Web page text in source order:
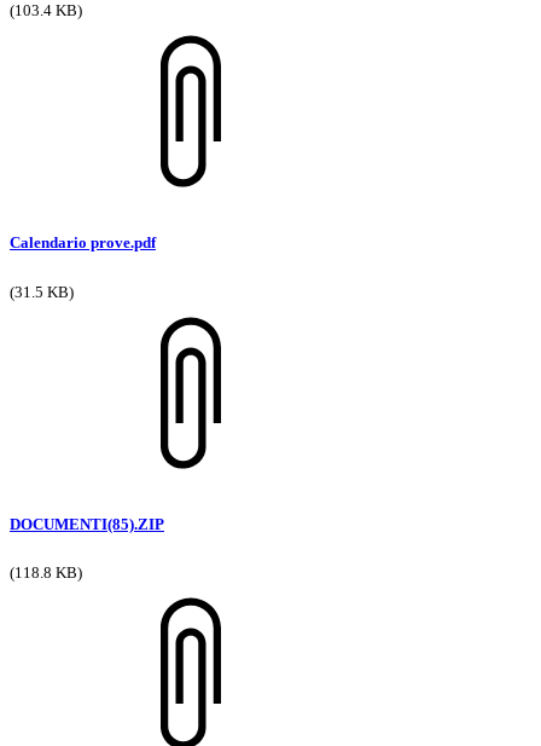
(103.4 KB)
Calendario prove.pdf
(31.5 KB)
DOCUMENTI(85).ZIP
(118.8 KB)